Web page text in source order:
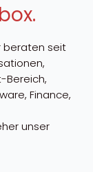
beraten seit
Bereich,
Finance,
unser